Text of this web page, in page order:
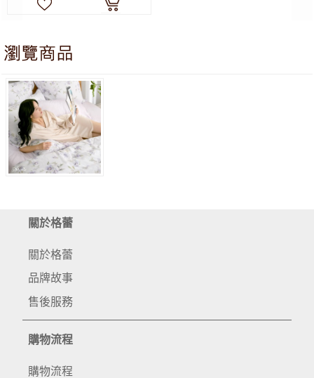
英國Abelia《清影悠夢》天絲木漿纖維四件
關於格蕾
關於格蕾
品牌故事
售後服務
購物流程
購物流程